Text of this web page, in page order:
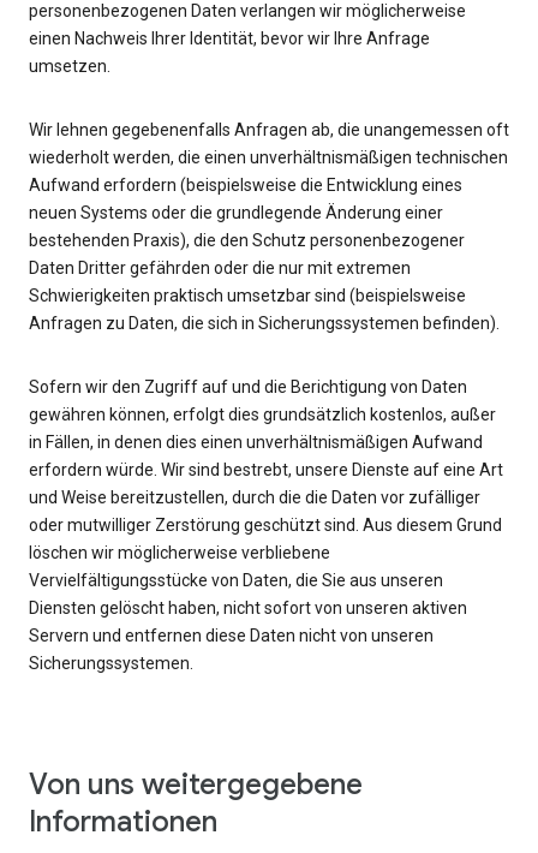
personenbezogenen Daten verlangen wir möglicherweise
einen Nachweis Ihrer Identität, bevor wir Ihre Anfrage
umsetzen.
Wir lehnen gegebenenfalls Anfragen ab, die unangemessen oft
wiederholt werden, die einen unverhältnismäßigen technischen
Aufwand erfordern (beispielsweise die Entwicklung eines
neuen Systems oder die grundlegende Änderung einer
bestehenden Praxis), die den Schutz personenbezogener
Daten Dritter gefährden oder die nur mit extremen
Schwierigkeiten praktisch umsetzbar sind (beispielsweise
Anfragen zu Daten, die sich in Sicherungssystemen befinden).
Sofern wir den Zugriff auf und die Berichtigung von Daten
gewähren können, erfolgt dies grundsätzlich kostenlos, außer
in Fällen, in denen dies einen unverhältnismäßigen Aufwand
erfordern würde. Wir sind bestrebt, unsere Dienste auf eine Art
und Weise bereitzustellen, durch die die Daten vor zufälliger
oder mutwilliger Zerstörung geschützt sind. Aus diesem Grund
löschen wir möglicherweise verbliebene
Vervielfältigungsstücke von Daten, die Sie aus unseren
Diensten gelöscht haben, nicht sofort von unseren aktiven
Servern und entfernen diese Daten nicht von unseren
Sicherungssystemen.
Von uns weitergegebene
Informationen